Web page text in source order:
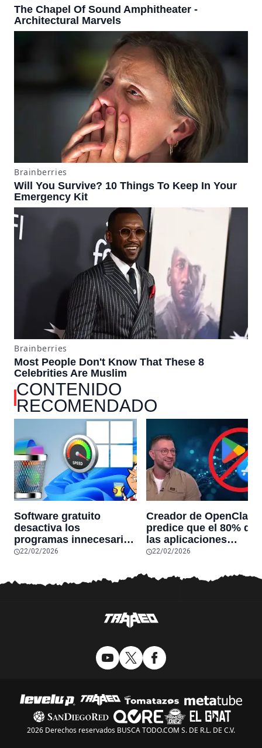
CONTENIDO
RECOMENDADO
Software gratuito
desactiva los
programas innecesarios
de Windows 11 y
reduciendo el uso de la
RAM y mucho más
22/02/2026
Creador de OpenClaw
predice que el 80% de
las aplicaciones
actuales
sobrevivirán las
hardware
22/02/2026
2026 Derechos reservados BUSCA TODO.COM S. DE R.L. DE C.V.